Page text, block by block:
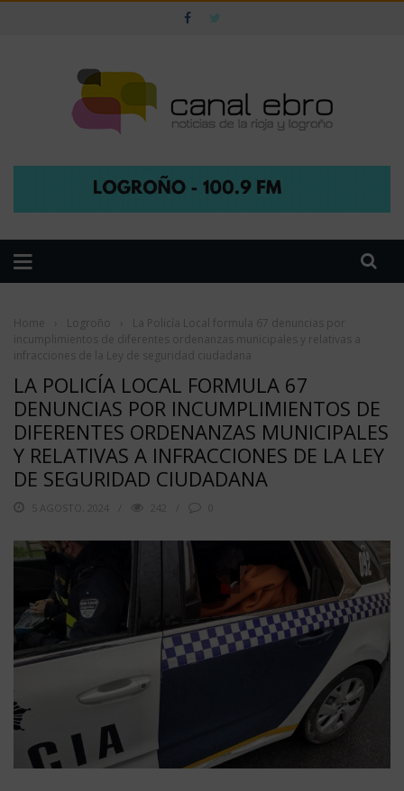
Home Logroño
La Policía Local formula 67 denuncias por
incumplimientos de diferentes ordenanzas municipales y relativas a
infracciones de la Ley de seguridad ciudadana
LA POLICÍA LOCAL FORMULA 67
DENUNCIAS POR INCUMPLIMIENTOS DE
DIFERENTES ORDENANZAS MUNICIPALES
Y RELATIVAS A INFRACCIONES DE LA LEY
DE SEGURIDAD CIUDADANA
5 AGOSTO, 2024 242